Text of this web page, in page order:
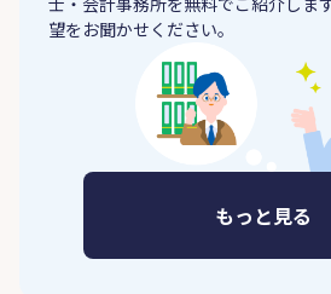
望をお聞かせください。
もっと見る